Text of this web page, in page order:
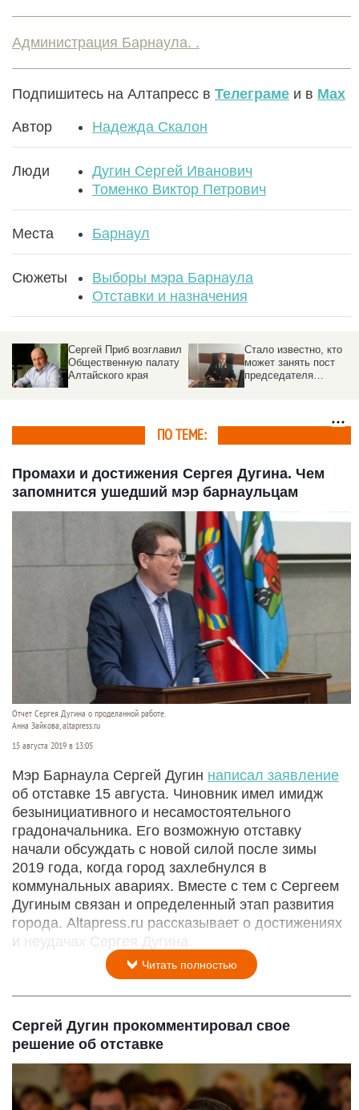
Администрация Барнаула. .
Подпишитесь на Алтапресс в Телеграме и в Max
Автор Надежда Скалон
Люди
Дугин Сергей Иванович
Томенко Виктор Петрович
Места Барнаул
Сюжеты
Выборы мэра Барнаула
Отставки и назначения
Стало известно, кто
может занять пост
председателя
О смене
Украины заявил
Зеленский
ПО ТЕМЕ:
Промахи и достижения Сергея Дугина. Чем
запомнится ушедший мэр барнаульцам
Отчет Сергея Дугина о проделанной работе.
Анна Зайкова, altapress.ru
15 августа 2019 в 13:05
Мэр Барнаула Сергей Дугин написал заявление
об отставке 15 августа. Чиновник имел имидж
безынициативного и несамостоятельного
градоначальника. Его возможную отставку
начали обсуждать с новой силой после зимы
2019 года, когда город захлебнулся в
коммунальных авариях. Вместе с тем с Сергеем
Дугиным связан и определенный этап развития
города. Altapress.ru рассказывает о достижениях
и неудачах Сергея Дугина.
Читать полностью
Сергей Дугин прокомментировал свое
решение об отставке